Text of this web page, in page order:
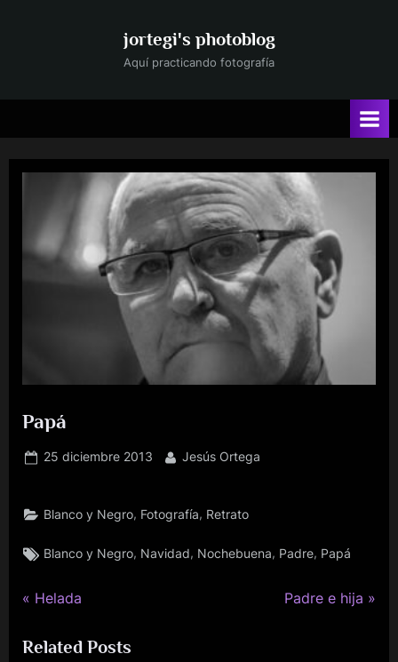
jortegi's photoblog
Aquí practicando fotografía
Papá
Publicado
25 diciembre 2013 Por
Jesús Ortega
Blanco y Negro, Fotografía, Retrato
Etiquetas:
Blanco y Negro, Navidad, Nochebuena, Padre, Papá
Navegación
de
P
e
Helada
N
Padre e hija
Related Posts